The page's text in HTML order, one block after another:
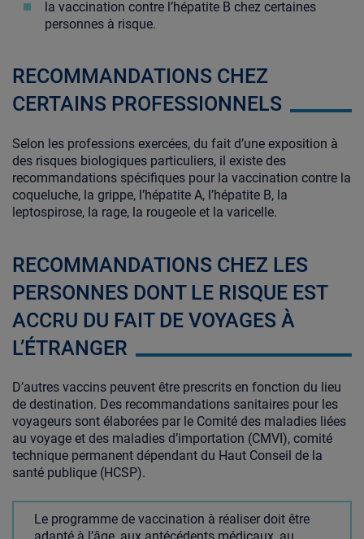
la vaccination contre l’hépatite B chez certaines
personnes à risque.
RECOMMANDATIONS CHEZ
CERTAINS PROFESSIONNELS
Selon les professions exercées, du fait d’une exposition à
des risques biologiques particuliers, il existe des
recommandations spécifiques pour la vaccination contre la
coqueluche, la grippe, l’hépatite A, l’hépatite B, la
leptospirose, la rage, la rougeole et la varicelle.
RECOMMANDATIONS CHEZ LES
PERSONNES DONT LE RISQUE EST
ACCRU DU FAIT DE VOYAGES À
L’ÉTRANGER
D’autres vaccins peuvent être prescrits en fonction du lieu
de destination. Des recommandations sanitaires pour les
voyageurs sont élaborées par le Comité des maladies liées
au voyage et des maladies d’importation (CMVI), comité
technique permanent dépendant du Haut Conseil de la
santé publique (HCSP).
Le programme de vaccination à réaliser doit être